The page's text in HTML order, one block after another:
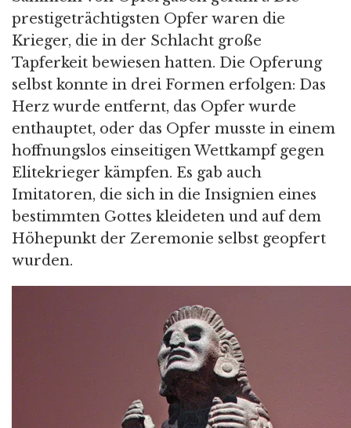
prestigeträchtigsten Opfer waren die
Krieger, die in der Schlacht große
Tapferkeit bewiesen hatten. Die Opferung
selbst konnte in drei Formen erfolgen: Das
Herz wurde entfernt, das Opfer wurde
enthauptet, oder das Opfer musste in einem
hoffnungslos einseitigen Wettkampf gegen
Elitekrieger kämpfen. Es gab auch
Imitatoren, die sich in die Insignien eines
bestimmten Gottes kleideten und auf dem
Höhepunkt der Zeremonie selbst geopfert
wurden.